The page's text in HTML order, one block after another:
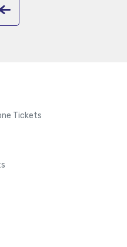
Tickets